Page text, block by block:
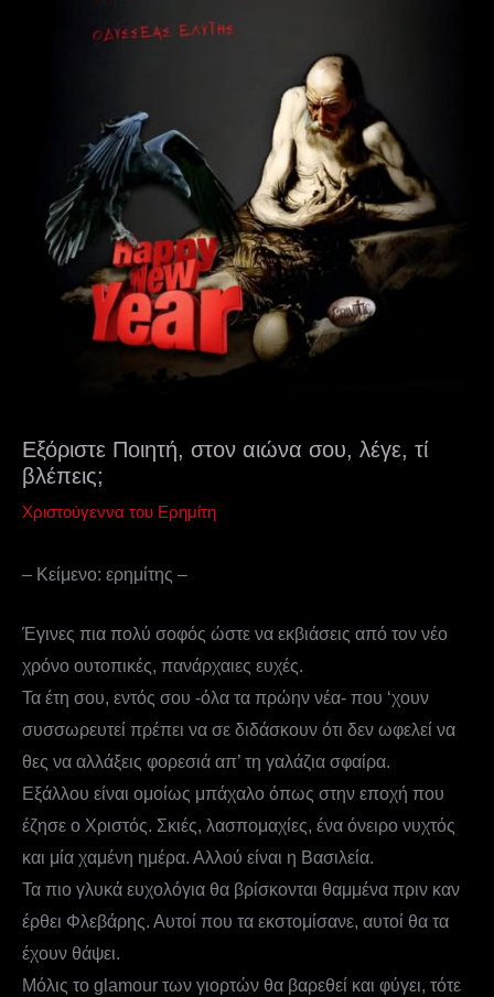
Εξόριστε Ποιητή, στον αιώνα σου, λέγε, τί
βλέπεις;
Χριστούγεννα του Ερημίτη
– Κείμενο: ερημίτης –
Έγινες πια πολύ σοφός ώστε να εκβιάσεις από τον νέο
χρόνο ουτοπικές, πανάρχαιες ευχές.
Τα έτη σου, εντός σου -όλα τα πρώην νέα- που ‘χουν
συσσωρευτεί πρέπει να σε διδάσκουν ότι δεν ωφελεί να
θες να αλλάξεις φορεσιά απ’ τη γαλάζια σφαίρα.
Εξάλλου είναι ομοίως μπάχαλο όπως στην εποχή που
έζησε ο Χριστός. Σκιές, λασπομαχίες, ένα όνειρο νυχτός
και μία χαμένη ημέρα. Αλλού είναι η Βασιλεία.
Τα πιο γλυκά ευχολόγια θα βρίσκονται θαμμένα πριν καν
έρθει Φλεβάρης. Αυτοί που τα εκστομίσανε, αυτοί θα τα
έχουν θάψει.
Μόλις το glamour των γιορτών θα βαρεθεί και φύγει, τότε